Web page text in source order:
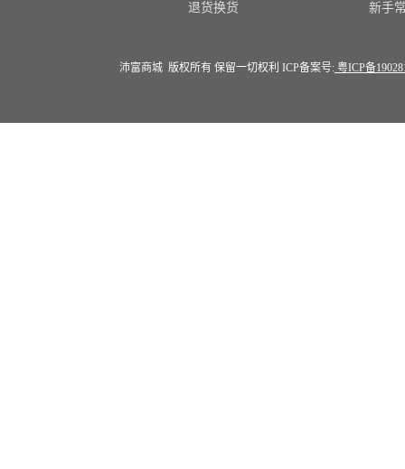
退货换货
新手
沛富商城 版权所有 保留一切权利 ICP备案号: 粤ICP备